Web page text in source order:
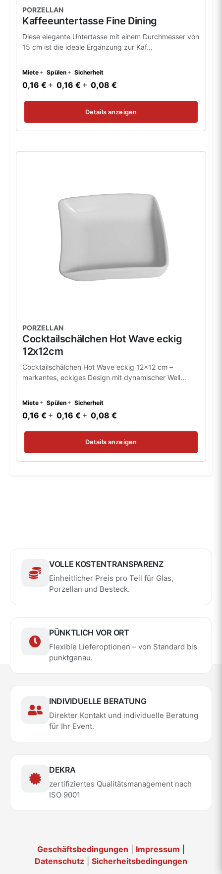
PORZELLAN
Kaffeeuntertasse Fine Dining
Diese elegante Untertasse mit einem Durchmesser von
15 cm ist die ideale Ergänzung zur Kaf...
Miete Spülen Sicherheit
0,16 € 0,16 € 0,08 €
Details anzeigen
PORZELLAN
Cocktailschälchen Hot Wave eckig
12x12cm
Cocktailschälchen Hot Wave eckig 12x12 cm –
markantes, eckiges Design mit dynamischer Well...
Miete Spülen Sicherheit
0,16 € 0,16 € 0,08 €
Details anzeigen
VOLLE KOSTENTRANSPARENZ
Einheitlicher Preis pro Teil für Glas,
Porzellan und Besteck.
PÜNKTLICH VOR ORT
Flexible Lieferoptionen – von Standard bis
punktgenau.
INDIVIDUELLE BERATUNG
Direkter Kontakt und individuelle Beratung
für Ihr Event.
DEKRA
zertifiziertes Qualitätsmanagement nach
ISO 9001
Geschäftsbedingungen Impressum
Datenschutz
Sicherheitsbedingungen